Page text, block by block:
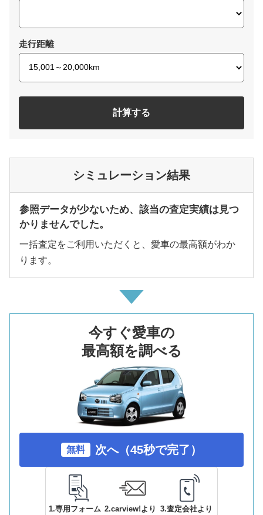
走行距離
計算する
シミュレーション結果
参照データが少ないため、該当の査定実績は見つ
かりませんでした。
一括査定をご利用いただくと、愛車の最高額がわか
ります。
今すぐ愛車の
最高額を調べる
無料 次へ（45秒で完了）
1.専用フォーム 2.carview!より 3.査定会社より